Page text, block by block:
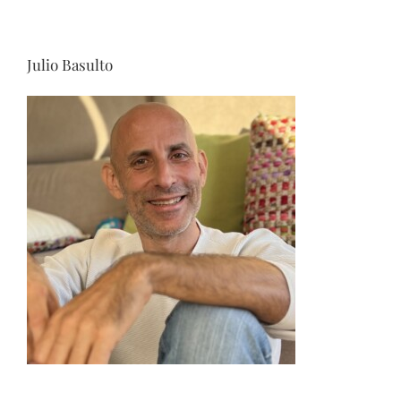
Julio Basulto